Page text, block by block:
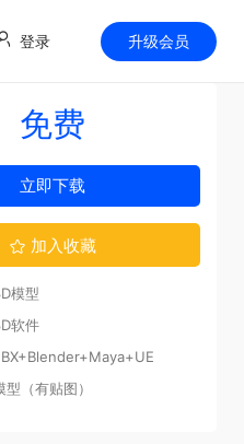
登录 升级会员
免费
立即下载
加入收藏
模型
软件
型（有贴图）